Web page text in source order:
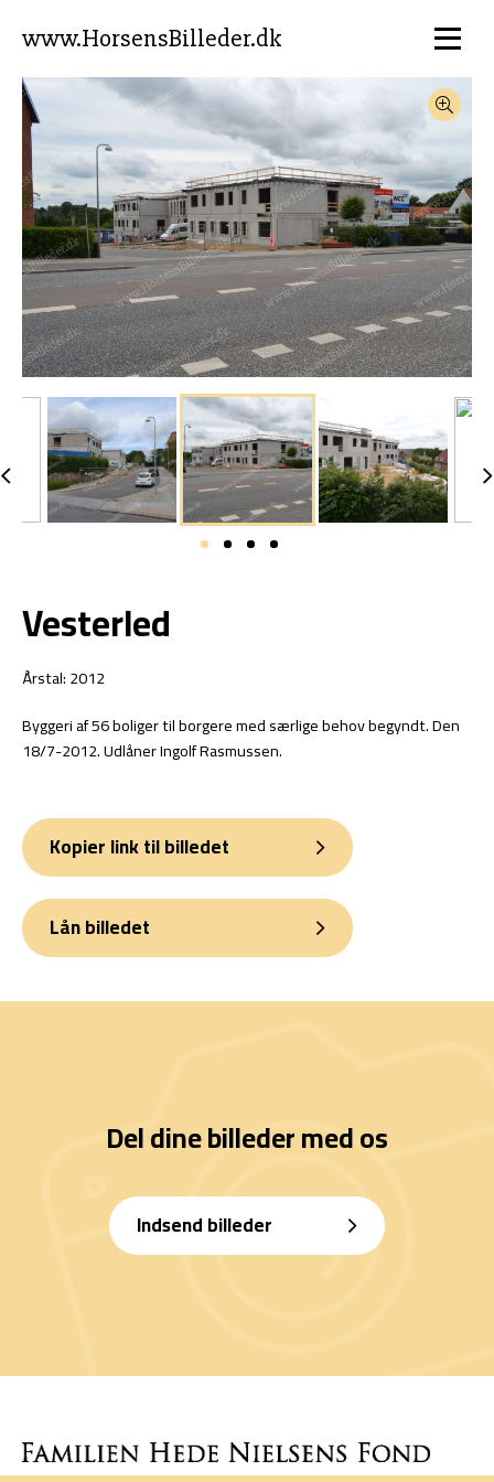
www.HorsensBilleder.dk
Vesterled
Årstal: 2012
Byggeri af 56 boliger til borgere med særlige behov begyndt. Den
18/7-2012. Udlåner Ingolf Rasmussen.
Kopier link til billedet
Lån billedet
Del dine billeder med os
Indsend billeder